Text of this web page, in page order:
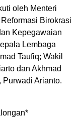
oleh Menteri
Birokrasi
Kepegawaian
Lembaga
Taufiq; Wakil
dan Akhmad
Purwadi Arianto.